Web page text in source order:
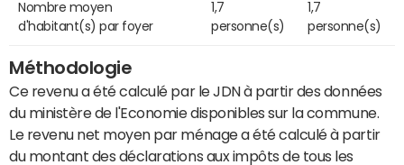
Nombre moyen
d'habitant(s) par foyer
1,7
personne(s)
1,7
personne(s)
Méthodologie
Ce revenu a été calculé par le JDN à partir des données
du ministère de l'Economie disponibles sur la commune.
Le revenu net moyen par ménage a été calculé à partir
du montant des déclarations aux impôts de tous les